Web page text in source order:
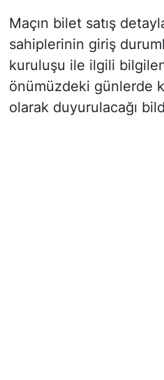
Maçın bilet satış
sahiplerinin giriş
kuruluşu ile ilgili
önümüzdeki günlerde
olarak duyurulacağı